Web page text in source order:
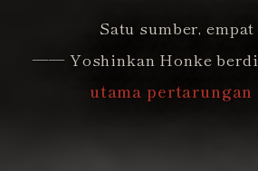
Satu sumber,
―― Yoshinkan Honke
utama pertarungan